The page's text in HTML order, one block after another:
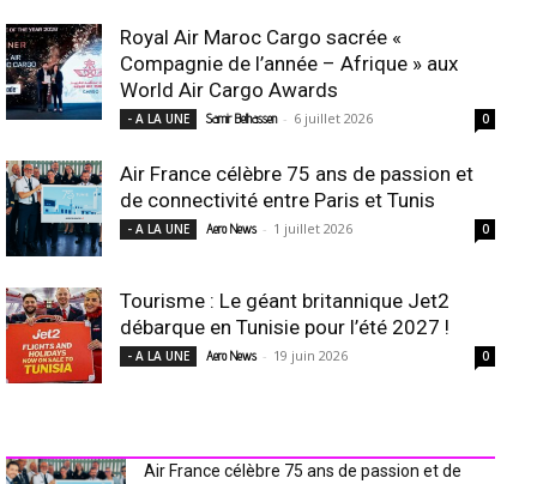
Royal Air Maroc Cargo sacrée «
Compagnie de l’année – Afrique » aux
World Air Cargo Awards
- A LA UNE Samir Belhassen - 6 juillet 2026 0
Air France célèbre 75 ans de passion et
de connectivité entre Paris et Tunis
- A LA UNE Aero News - 1 juillet 2026 0
Tourisme : Le géant britannique Jet2
débarque en Tunisie pour l’été 2027 !
- A LA UNE Aero News - 19 juin 2026 0
Air France célèbre 75 ans de passion et de